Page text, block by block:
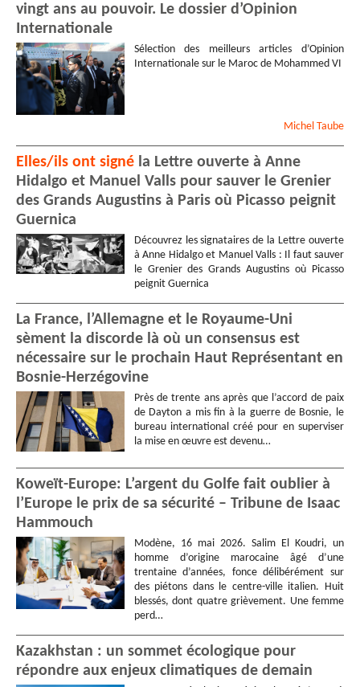
vingt ans au pouvoir. Le dossier d’Opinion
Internationale
Sélection des meilleurs articles d’Opinion
Internationale sur le Maroc de Mohammed VI
Michel Taube
Elles/ils ont signé la Lettre ouverte à Anne
Hidalgo et Manuel Valls pour sauver le Grenier
des Grands Augustins à Paris où Picasso peignit
Guernica
Découvrez les signataires de la Lettre ouverte
à Anne Hidalgo et Manuel Valls : Il faut sauver
le Grenier des Grands Augustins où Picasso
peignit Guernica
La France, l’Allemagne et le Royaume-Uni
sèment la discorde là où un consensus est
nécessaire sur le prochain Haut Représentant en
Bosnie-Herzégovine
Près de trente ans après que l’accord de paix
de Dayton a mis fin à la guerre de Bosnie, le
bureau international créé pour en superviser
la mise en œuvre est devenu…
Koweït-Europe: L’argent du Golfe fait oublier à
l’Europe le prix de sa sécurité – Tribune de Isaac
Hammouch
Modène, 16 mai 2026. Salim El Koudri, un
homme d’origine marocaine âgé d’une
trentaine d’années, fonce délibérément sur
des piétons dans le centre-ville italien. Huit
blessés, dont quatre grièvement. Une femme
perd…
Kazakhstan : un sommet écologique pour
répondre aux enjeux climatiques de demain